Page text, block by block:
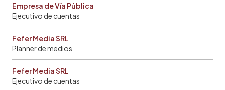
Empresa de Vía Pública
Ejecutivo de cuentas
Fefer Media SRL
Planner de medios
Fefer Media SRL
Ejecutivo de cuentas